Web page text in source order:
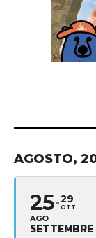
AGOSTO,
25
AGO
29
OTT